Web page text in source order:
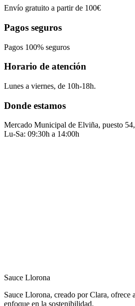
Envío gratuito a partir de 100€
Pagos seguros
Pagos 100% seguros
Horario de atención
Lunes a viernes, de 10h-18h.
Donde estamos
Mercado Municipal de Elviña, puesto
Lu-Sa: 09:30h a 14:00h
Sauce Llorona
Sauce Llorona, creado por Clara, ofrece
enfoque en la sostenibilidad.